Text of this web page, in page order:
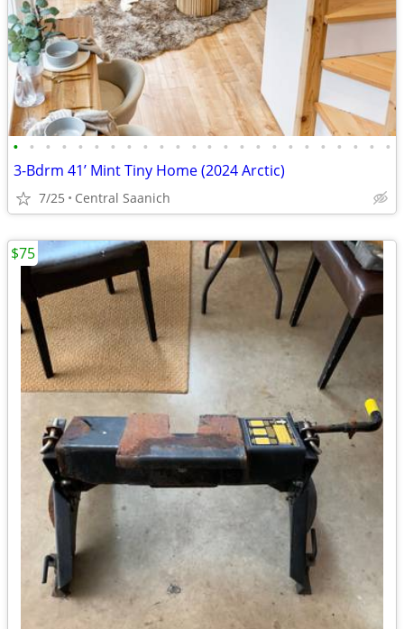
• • • • • • • • • • • • • • • • • • • • • • • •
3-Bdrm 41’ Mint Tiny Home (2024 Arctic)
7/25 Central Saanich
$75